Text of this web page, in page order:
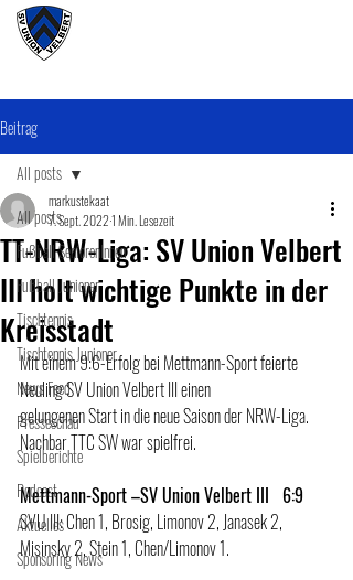
Beitrag
All posts
Fußball SeniorenInnen
Fußball Junioner
Tischtennis
Tischtennis Junioner
News Feed
Presseschau
Spielberichte
Podcast
Aktuelles
Sponsoring News
All posts
TT-NRW-Liga: SV Union Velbert
III holt wichtige Punkte in der
Kreisstadt
markustekaat
7. Sept. 20221 Min. Lesezeit
Mit einem 9:6-Erfolg bei Mettmann-Sport feierte
Neuling SV Union Velbert III einen
gelungenen Start in die neue Saison der NRW-Liga.
Nachbar TTC SW war spielfrei.
Mettmann-Sport –SV Union Velbert III   6:9
SVU III: Chen 1, Brosig, Limonov 2, Janasek 2,
Misinsky 2, Stein 1, Chen/Limonov 1.